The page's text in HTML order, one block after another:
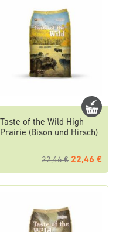
Taste of the Wild High
Prairie (Bison und Hirsch)
22,46 € 22,46 €